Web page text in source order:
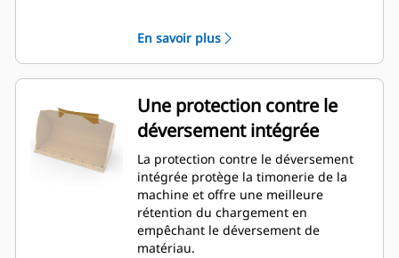
au tas ou de matériau en place. Ils
sont conçus pour des forces
d'arrachage et des conditions
d'abrasion standards. Idéal pour les
applications de rétrocavage et de
nivellement. Le facteur de
remplissage pour les godets de la
série Performance permet d'obtenir
une capacité jusqu'à 115 % supérieure
que celle spécifiée.
En savoir plus
Une protection contre le
déversement intégrée
La protection contre le déversement
intégrée protège la timonerie de la
machine et offre une meilleure
rétention du chargement en
empêchant le déversement de
matériau.